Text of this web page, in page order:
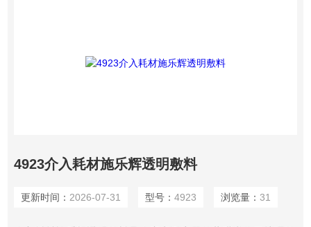
4923介入耗材施乐辉透明敷料
更新时间： 2026-07-31 型号： 4923 浏览量： 31